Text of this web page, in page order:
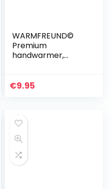
WARMFREUND©
Premium
handwarmer,
2021, langdurige
€9.95